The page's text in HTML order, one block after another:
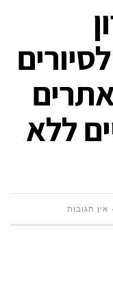
ללא
אין תגובות